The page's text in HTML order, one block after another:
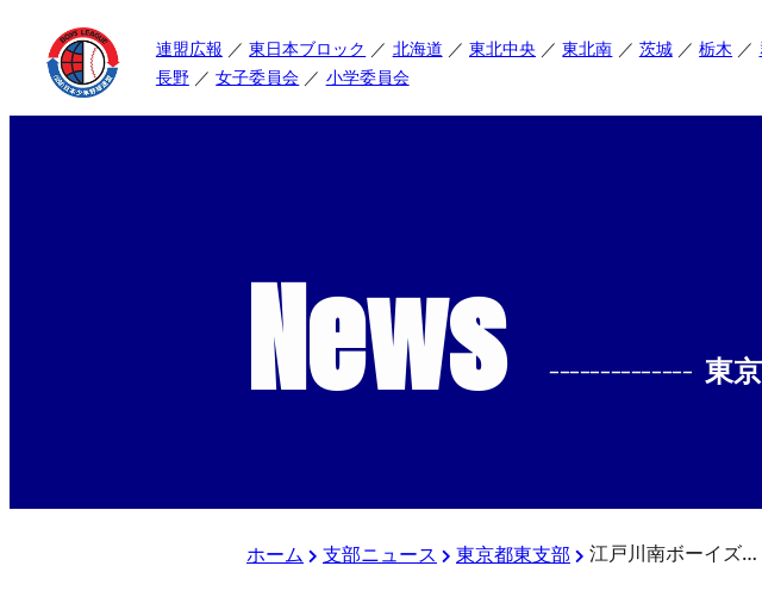
連盟広報 東日本ブロック 北海道 東北中央 東北南 茨城 栃木
長野
女子委員会 小学委員会
News -------------- 東
ホーム 支部ニュース 東京都東支部 江戸川南ボーイズ（東京ベイボーイズ） 秋季大会第二回戦結果